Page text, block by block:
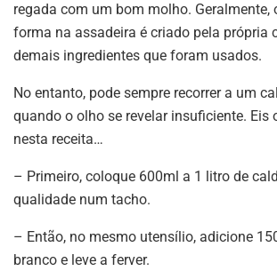
regada com um bom molho. Geralmente,
forma na assadeira é criado pela própria
demais ingredientes que foram usados.
No entanto, pode sempre recorrer a um
quando o olho se revelar insuficiente. Eis
nesta receita…
– Primeiro, coloque 600ml a 1 litro de
qualidade num tacho.
– Então, no mesmo utensílio, adicione
branco e leve a ferver.